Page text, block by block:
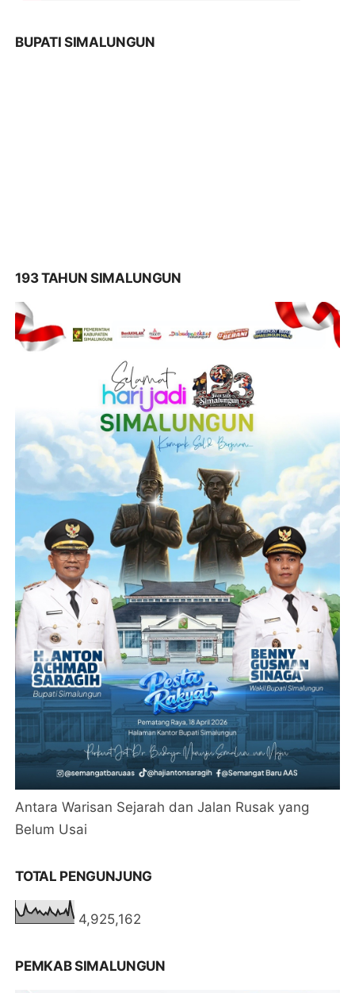
BUPATI SIMALUNGUN
193 TAHUN SIMALUNGUN
Antara Warisan Sejarah dan Jalan Rusak yang
Belum Usai
TOTAL PENGUNJUNG
4,925,162
PEMKAB SIMALUNGUN